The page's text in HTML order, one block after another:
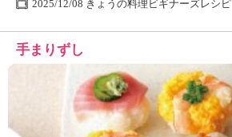
2025/12/08 きょうの料理ビギナーズレシピ
手まりずし